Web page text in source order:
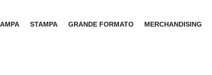
STAMPA GRANDE FORMATO MERCHANDISING